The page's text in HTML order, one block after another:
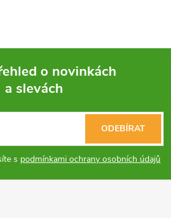
o novinkách
a slevách
s podmínkami ochrany osobních údajů
ODEBÍRAT